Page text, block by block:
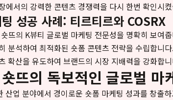
에서의 강력한 콘텐츠 경쟁력을 다시 한번 확인시
성공 사례: 티르티르와 COSRX
뜨의 K뷰티 글로벌 마케팅 전문성을 명확히 보여
분석하여 최적화된 숏폼 콘텐츠 전략을 수립합니
확산을 유도하여 브랜드의 시장 지배력을 강화합
뜨의 독보적인 글로벌 마
산업 분야에서 경이로운 숏폼 마케팅 성과를 창출